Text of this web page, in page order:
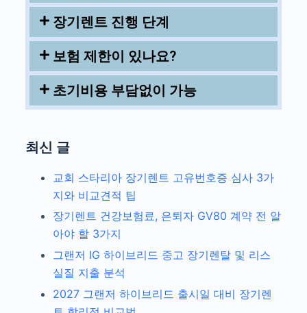
장기렌트 진행 단계
보험 제한이 있나요?
초기비용 부담없이 가능
최신 글
교회 스타리아 장기렌트 고유번호증 심사 3가
지와 비교견적 팁
장기렌트 건강보험료, 은퇴자 GV80 계약 전 알
아야 할 3가지
그랜저 IG 하이브리드 중고 장기렌탈 및 리스
실질 지출 분석
2027 그랜저 하이브리드 출시일 대비 장기렌